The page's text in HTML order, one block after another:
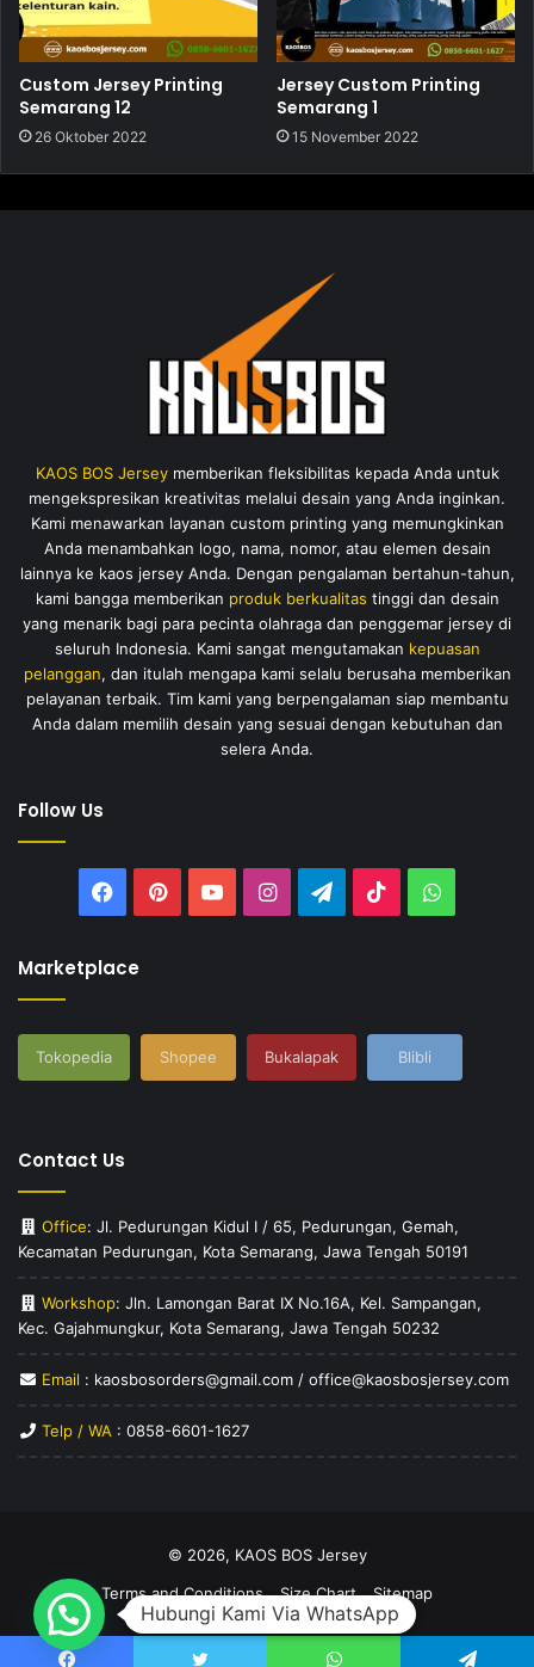
Custom Jersey Printing
Semarang 12
26 Oktober 2022
Jersey Custom Printing
Semarang 1
15 November 2022
KAOS BOS Jerseymemberikan fleksibilitas kepada Anda untuk
mengekspresikan kreativitas melalui desain yang Anda inginkan.
Kami menawarkan layanan custom printing yang memungkinkan
Anda menambahkan logo, nama, nomor, atau elemen desain
lainnya ke kaos jersey Anda. Dengan pengalaman bertahun-tahun,
kami bangga memberikan produk berkualitas tinggi dan desain
yang menarik bagi para pecinta olahraga dan penggemar jersey di
seluruh Indonesia. Kami sangat mengutamakan kepuasan
pelanggan, dan itulah mengapa kami selalu berusaha memberikan
pelayanan terbaik. Tim kami yang berpengalaman siap membantu
Anda dalam memilih desain yang sesuai dengan kebutuhan dan
selera Anda.
Follow Us
Facebook
PinterestYouTubeInstagramTelegram
TikTok
Marketplace
Tokopedia Shopee Bukalapak Blibli
Contact Us
Office: Jl. Pedurungan Kidul I / 65, Pedurungan, Gemah,
Kecamatan Pedurungan, Kota Semarang, Jawa Tengah 50191
Workshop: Jln. Lamongan Barat IX No.16A, Kel. Sampangan,
Kec. Gajahmungkur, Kota Semarang, Jawa Tengah 50232
Email : kaosbosorders@gmail.com / office@kaosbosjersey.com
Telp / WA : 0858-6601-1627
© 2026, KAOS BOS Jersey
Terms and Conditions
Size Chart Sitemap
Hubungi Kami Via WhatsApp